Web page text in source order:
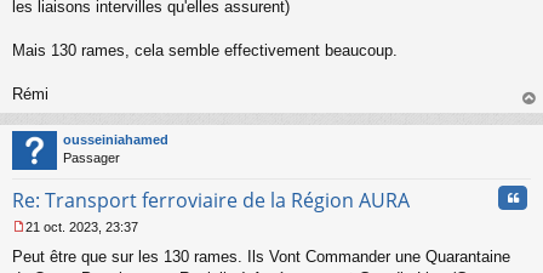
les liaisons intervilles qu'elles assurent)
Mais 130 rames, cela semble effectivement beaucoup.
Rémi
au
ousseiniahamed
Passager
Re: Transport ferroviaire de la Région AURA
e
21 oct. 2023, 23:37
Peut être que sur les 130 rames. Ils Vont Commander une Quarantaine